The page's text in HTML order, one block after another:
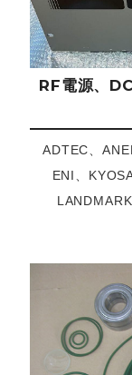
RF電源、
ADTEC、
ENI、